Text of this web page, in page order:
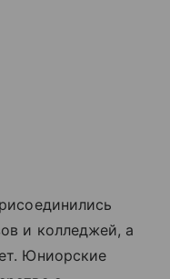
и колледжей, а
Юниорские